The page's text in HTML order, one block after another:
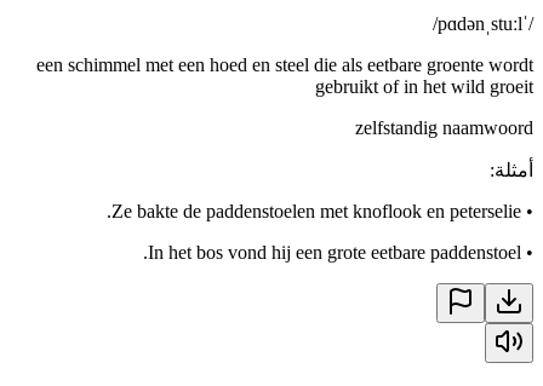
/ˈpɑdənˌstuːl/
een schimmel met een hoed en steel die als eetbare groente wordt
gebruikt of in het wild groeit
zelfstandig naamwoord
أمثلة:
•
Ze bakte de paddenstoelen met knoflook en peterselie.
•
In het bos vond hij een grote eetbare paddenstoel.